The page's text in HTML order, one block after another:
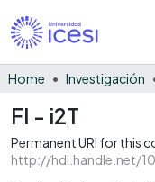
Home Investigación
FI - i2T
Permanent URI for this
http://hdl.handle.net/